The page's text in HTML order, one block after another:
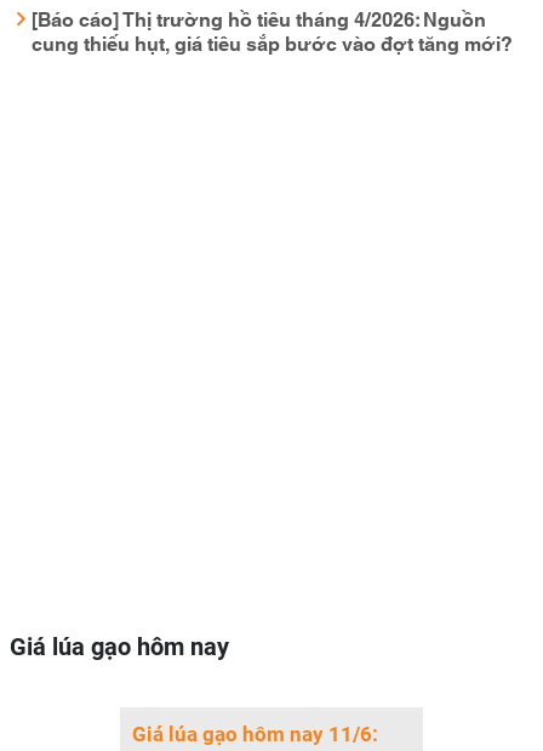
[Báo cáo] Thị trường hồ tiêu tháng 4/2026: Nguồn
cung thiếu hụt, giá tiêu sắp bước vào đợt tăng mới?
Giá lúa gạo hôm nay
Giá lúa gạo hôm nay 11/6: